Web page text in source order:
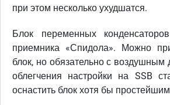
при этом несколько ухудшатся.
Блок переменных
приемника «Спидола». Можно
блок, но обязательно с воздушным
облегчения настройки на SSB
оснастить блок хотя бы